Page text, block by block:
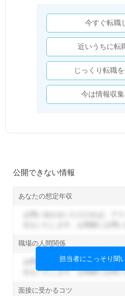
今すぐ転職
近いうちに転
じっくり転職
今は情報収
公開できない情報
あなたの想定年収
職場の人間関係
お問い合わせいただければ、ア
伝えいたします。お気軽にお問
面接に受かるコツ
担当者にこっそり聞